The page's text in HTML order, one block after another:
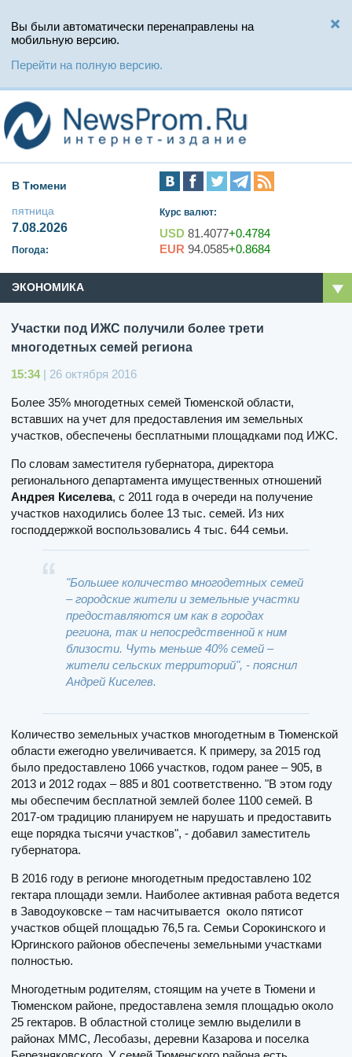
Вы были автоматически перенаправлены на
мобильную версию.
Перейти на полную версию.
В Тюмени
пятница
7.08.2026
Погода:
Курс валют:
USD 81.4077+0.4784
EUR 94.0585+0.8684
ЭКОНОМИКА
Участки под ИЖС получили более трети
многодетных семей региона
15:34| 26 октября 2016
Более 35% многодетных семей Тюменской области,
вставших на учет для предоставления им земельных
участков, обеспечены бесплатными площадками под ИЖС.
По словам заместителя губернатора, директора
регионального департамента имущественных отношений
Андрея Киселева, с 2011 года в очереди на получение
участков находились более 13 тыс. семей. Из них
господдержкой воспользовались 4 тыс. 644 семьи.
"Большее количество многодетных семей
– городские жители и земельные участки
предоставляются им как в городах
региона, так и непосредственной к ним
близости. Чуть меньше 40% семей –
жители сельских территорий", - пояснил
Андрей Киселев.
Количество земельных участков многодетным в Тюменской
области ежегодно увеличивается. К примеру, за 2015 год
было предоставлено 1066 участков, годом ранее – 905, в
2013 и 2012 годах – 885 и 801 соответственно. "В этом году
мы обеспечим бесплатной землей более 1100 семей. В
2017-ом традицию планируем не нарушать и предоставить
еще порядка тысячи участков", - добавил заместитель
губернатора.
В 2016 году в регионе многодетным предоставлено 102
гектара площади земли. Наиболее активная работа ведется
в Заводоуковске – там насчитывается около пятисот
участков общей площадью 76,5 га. Семьи Сорокинского и
Юргинского районов обеспечены земельными участками
полностью.
Многодетным родителям, стоящим на учете в Тюмени и
Тюменском районе, предоставлена земля площадью около
25 гектаров. В областной столице землю выделили в
районах ММС, Лесобазы, деревни Казарова и поселка